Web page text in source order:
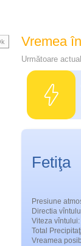
Vremea în
Următoare
Fetiţa
Presiune
Directia
Viteza vîntului:
Total
Vreamea